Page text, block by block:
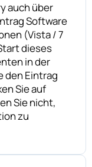
auch über
Software
(Vista / 7
dieses
in der
den Eintrag
Sie auf
Sie nicht,
zu